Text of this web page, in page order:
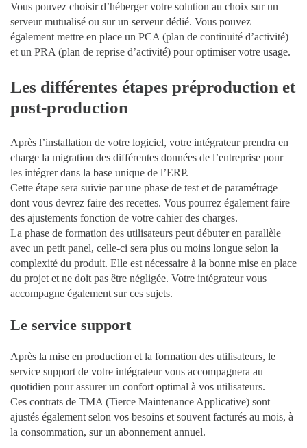
Vous pouvez choisir d’héberger votre solution au choix sur un
serveur mutualisé ou sur un serveur dédié. Vous pouvez
également mettre en place un PCA (plan de continuité d’activité)
et un PRA (plan de reprise d’activité) pour optimiser votre usage.
Les différentes étapes préproduction et
post-production
Après l’installation de votre logiciel, votre intégrateur prendra en
charge la migration des différentes données de l’entreprise pour
les intégrer dans la base unique de l’ERP.
Cette étape sera suivie par une phase de test et de paramétrage
dont vous devrez faire des recettes. Vous pourrez également faire
des ajustements fonction de votre cahier des charges.
La phase de formation des utilisateurs peut débuter en parallèle
avec un petit panel, celle-ci sera plus ou moins longue selon la
complexité du produit. Elle est nécessaire à la bonne mise en place
du projet et ne doit pas être négligée. Votre intégrateur vous
accompagne également sur ces sujets.
Le service support
Après la mise en production et la formation des utilisateurs, le
service support de votre intégrateur vous accompagnera au
quotidien pour assurer un confort optimal à vos utilisateurs.
Ces contrats de TMA (Tierce Maintenance Applicative) sont
ajustés également selon vos besoins et souvent facturés au mois, à
la consommation, sur un abonnement annuel.